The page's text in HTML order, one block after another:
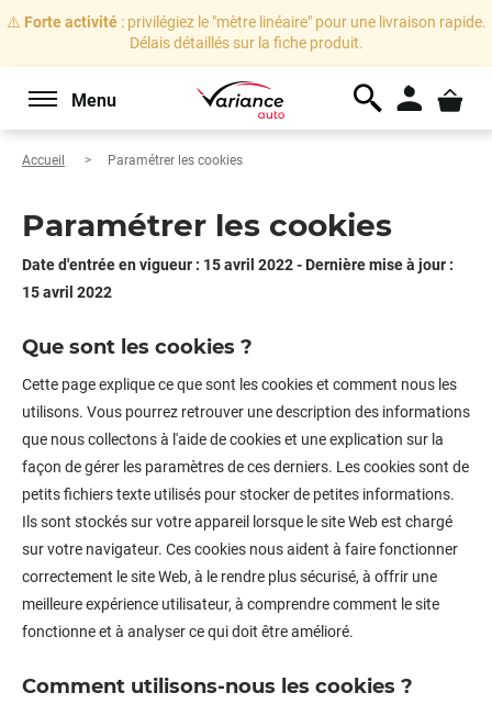
⚠️ Forte activité: privilégiez le "mètre linéaire" pour une livraison rapide.
Délais détaillés sur la fiche produit.
Menu
Accueil Paramétrer les cookies
Paramétrer les cookies
Date d'entrée en vigueur : 15 avril 2022 - Dernière mise à jour :
15 avril 2022
Que sont les cookies ?
Cette page explique ce que sont les cookies et comment nous les
utilisons. Vous pourrez retrouver une description des informations
que nous collectons à l'aide de cookies et une explication sur la
façon de gérer les paramètres de ces derniers. Les cookies sont de
petits fichiers texte utilisés pour stocker de petites informations.
Ils sont stockés sur votre appareil lorsque le site Web est chargé
sur votre navigateur. Ces cookies nous aident à faire fonctionner
correctement le site Web, à le rendre plus sécurisé, à offrir une
meilleure expérience utilisateur, à comprendre comment le site
fonctionne et à analyser ce qui doit être amélioré.
Comment utilisons-nous les cookies ?